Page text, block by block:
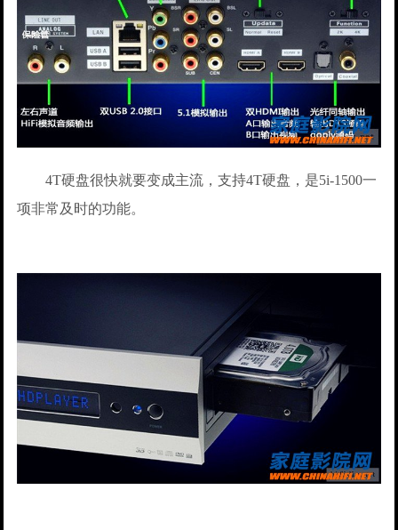
4T硬盘很快就要变成主流，支持4T硬盘，是5i-1500一
项非常及时的功能。